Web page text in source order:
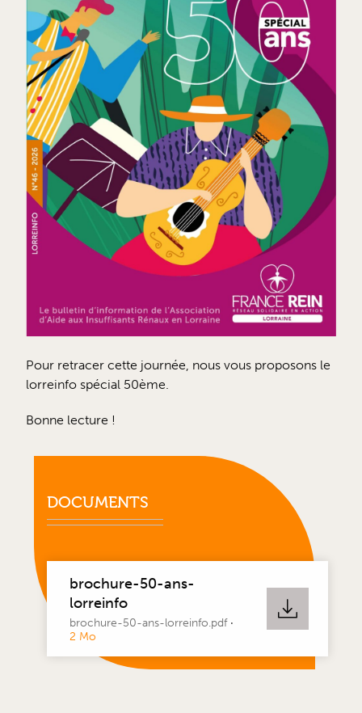
Pour retracer cette journée, nous vous proposons le
lorreinfo spécial 50ème.
Bonne lecture !
DOCUMENTS
brochure-50-ans-
lorreinfo
brochure-50-ans-lorreinfo.pdf·
2 Mo